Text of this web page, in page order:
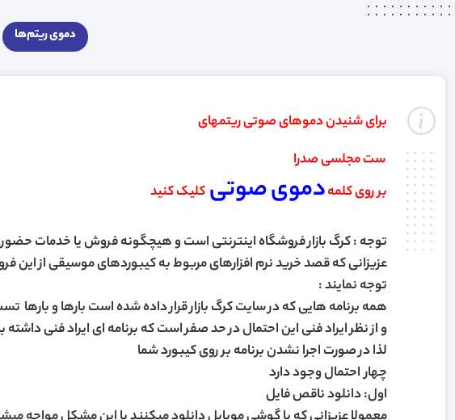
دموی ریتم‌ها
برای شنیدن دموهای صوتی ریتمهای
ست مجلسی صدرا
بر روی کلمهدموی صوتی کلیک کنید
توجه : کرگ بازار فروشگاه اینترنتی است و هیچگونه فروش یا خدمات
عزیزانی که قصد خرید نرم افزارهای مربوط به کیبوردهای موسیقی از این
توجه نمایند :
همه برنامه هایی که در سایت کرگ بازار قرار داده شده است بارها و
و از نظر ایراد فنی این احتمال در حد صفر است که برنامه ای ایراد فنی داشته
لذا در صورت اجرا نشدن برنامه بر روی کیبورد شما
چهار احتمال وجود دارد
اول: دانلود ناقص فایل